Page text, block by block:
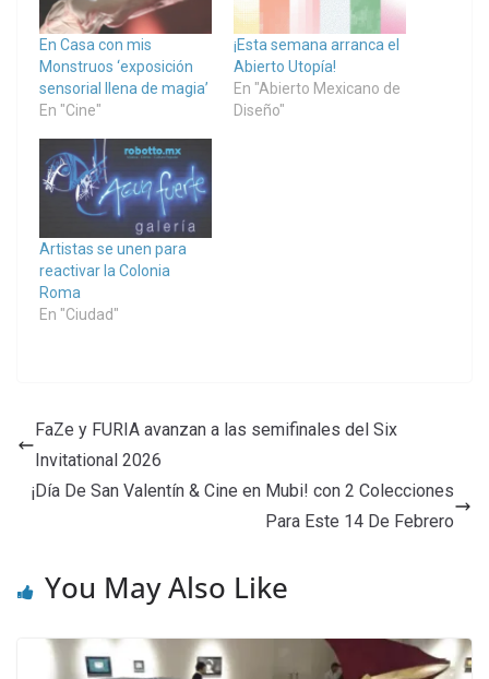
En Casa con mis
Monstruos ‘exposición
sensorial llena de magia’
En "Cine"
¡Esta semana arranca el
Abierto Utopía!
En "Abierto Mexicano de
Diseño"
Artistas se unen para
reactivar la Colonia
Roma
En "Ciudad"
FaZe y FURIA avanzan a las semifinales del Six
Invitational 2026
¡Día De San Valentín & Cine en Mubi! con 2 Colecciones
Para Este 14 De Febrero
You May Also Like